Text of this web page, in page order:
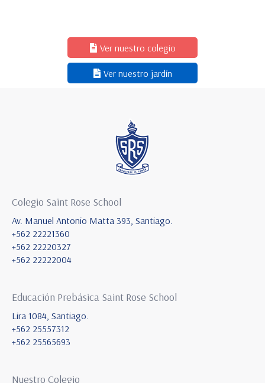
Ver nuestro colegio
Ver nuestro jardín
Colegio Saint Rose School
Av. Manuel Antonio Matta 393, Santiago.
+562 22221360
+562 22220327
+562 22222004
Educación Prebásica Saint Rose School
Lira 1084, Santiago.
+562 25557312
+562 25565693
Nuestro Colegio